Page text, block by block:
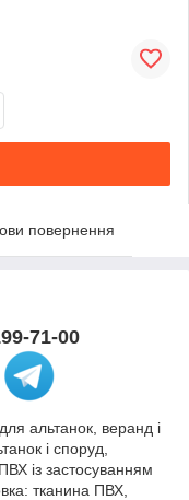
повернення
71-00
альтанок, веранд і
і споруд,
із застосуванням
тканина ПВХ,